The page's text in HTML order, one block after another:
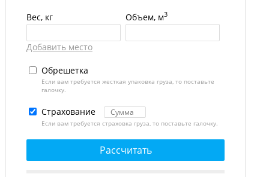
Вес, кг Объем, м3
Добавить место
Обрешетка
Если вам требуется жесткая упаковка груза, то поставьте
галочку.
Страхование
Если вам требуется страховка груза, то поставьте галочку.
Рассчитать